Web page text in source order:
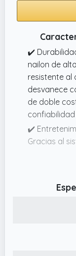
✔️
nailon de
resistente al
desvanece
de doble
✔️
Gracias al
de uso.
sin
✔️ Espacio
inflable
manera